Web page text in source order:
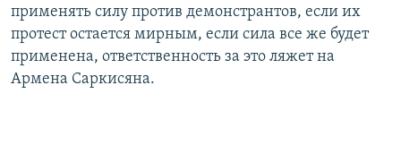
применять силу против демонстрантов, если их
протест остается мирным, если сила все же будет
применена, ответственность за это ляжет на
Армена Саркисяна.